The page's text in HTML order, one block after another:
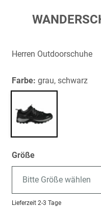
Anfang
springen
Herren Outdoorschuhe
Farbe: grau, schwarz
Größe
Bitte Größe wählen
Lieferzeit 2-3 Tage